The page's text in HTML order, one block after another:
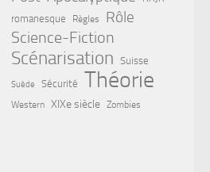
romanesque
Règles
Rôle
Science-Fiction
Scénarisation Suisse
Suède Sécurité Théorie
Western XIXe siècle Zombies